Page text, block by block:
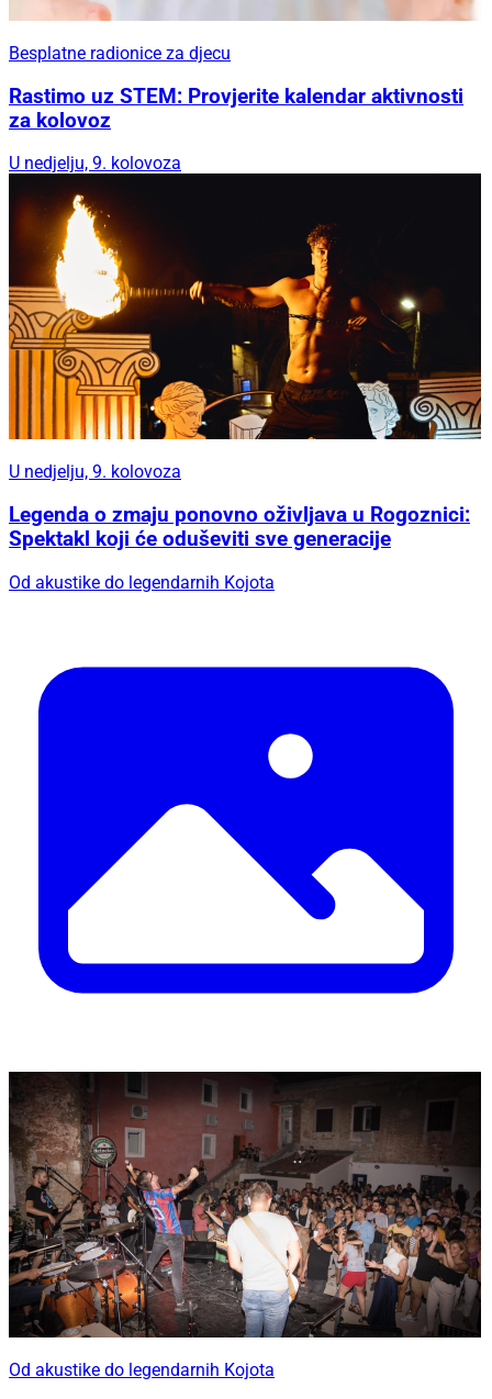
Besplatne radionice za djecu
Rastimo uz STEM: Provjerite kalendar aktivnosti
za kolovoz
U nedjelju, 9. kolovoza
U nedjelju, 9. kolovoza
Legenda o zmaju ponovno oživljava u Rogoznici:
Spektakl koji će oduševiti sve generacije
Od akustike do legendarnih Kojota
Od akustike do legendarnih Kojota